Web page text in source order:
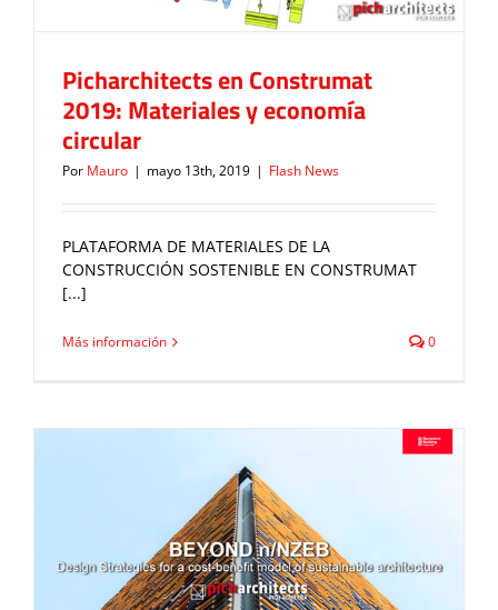
Picharchitects en Construmat
2019: Materiales y economía
circular
Por Mauro | mayo 13th, 2019 | Flash News
PLATAFORMA DE MATERIALES DE LA
CONSTRUCCIÓN SOSTENIBLE EN CONSTRUMAT
[...]
Más información 0
La manera de construir nZEB con el
máximo confort sin sobrecostes
Flash News